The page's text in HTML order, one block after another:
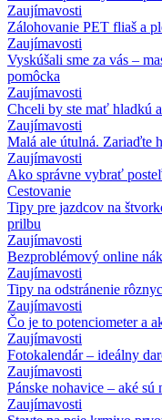
Zaujímavosti
Zálohovanie PET fliaš a
Zaujímavosti
Vyskúšali sme za vás –
pomôcka
Zaujímavosti
Chceli by ste mať hladkú
Zaujímavosti
Malá ale útulná. Zariaďte
Zaujímavosti
Ako správne vybrať
Cestovanie
Tipy pre jazdcov na
prilbu
Zaujímavosti
Bezproblémový online
Zaujímavosti
Tipy na odstránenie
Zaujímavosti
Čo je to potenciometer a
Zaujímavosti
Fotokalendár – ideálny
Zaujímavosti
Pánske nohavice – aké sú
Zaujímavosti